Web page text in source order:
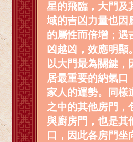
星的飛臨，大門及
域的吉凶力量也因
的屬性而倍增；遇
凶越凶，效應明顯
以大門最為關鍵，
居最重要的納氣口
家人的運勢。同樣
之中的其他房門，
與廚房門，也是其
口，因此各房門坐